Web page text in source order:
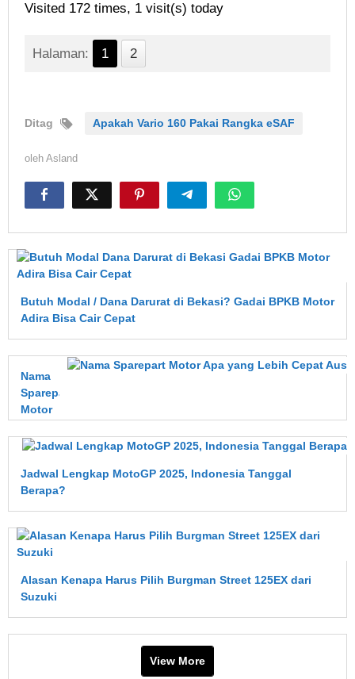
Visited 172 times, 1 visit(s) today
Halaman: 1 2
Ditag Apakah Vario 160 Pakai Rangka eSAF
oleh Asland
Butuh Modal / Dana Darurat di Bekasi? Gadai BPKB Motor
Adira Bisa Cair Cepat
Nama
Sparepart
Motor
yang
Cepat
Aus?
Ini
Penjelasan
Lengkapnya
Jadwal Lengkap MotoGP 2025, Indonesia Tanggal
Berapa?
Alasan Kenapa Harus Pilih Burgman Street 125EX dari
Suzuki
View More